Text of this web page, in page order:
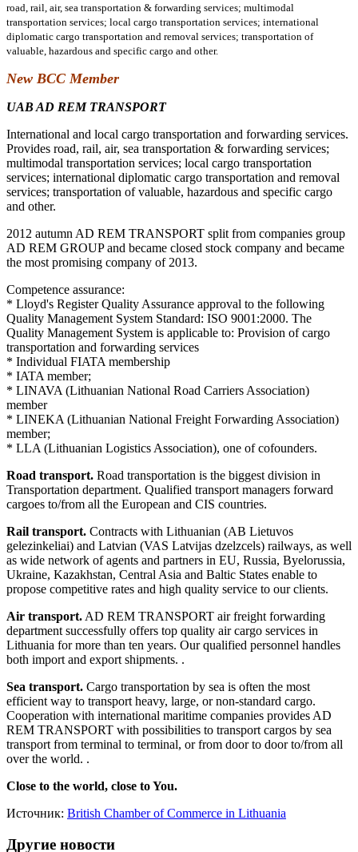
road, rail, air, sea transportation & forwarding services; multimodal
transportation services; local cargo transportation services; international
diplomatic cargo transportation and removal services; transportation of
valuable, hazardous and specific cargo and other.
New BCC Member
UAB AD REM TRANSPORT
International and local cargo transportation and forwarding services.
Provides road, rail, air, sea transportation & forwarding services;
multimodal transportation services; local cargo transportation
services; international diplomatic cargo transportation and removal
services; transportation of valuable, hazardous and specific cargo
and other.
2012 autumn AD REM TRANSPORT split from companies group
AD REM GROUP and became closed stock company and became
the most promising company of 2013.
Competence assurance:
* Lloyd's Register Quality Assurance approval to the following
Quality Management System Standard: ISO 9001:2000. The
Quality Management System is applicable to: Provision of cargo
transportation and forwarding services
* Individual FIATA membership
* IATA member;
* LINAVA (Lithuanian National Road Carriers Association)
member
* LINEKA (Lithuanian National Freight Forwarding Association)
member;
* LLA (Lithuanian Logistics Association), one of cofounders.
Road transport. Road transportation is the biggest division in
Transportation department. Qualified transport managers forward
cargoes to/from all the European and CIS countries.
Rail transport. Contracts with Lithuanian (AB Lietuvos
gelezinkeliai) and Latvian (VAS Latvijas dzelzcels) railways, as well
as wide network of agents and partners in EU, Russia, Byelorussia,
Ukraine, Kazakhstan, Central Asia and Baltic States enable to
propose competitive rates and high quality service to our clients.
Air transport. AD REM TRANSPORT air freight forwarding
department successfully offers top quality air cargo services in
Lithuania for more than ten years. Our qualified personnel handles
both import and export shipments. .
Sea transport. Cargo transportation by sea is often the most
efficient way to transport heavy, large, or non-standard cargo.
Cooperation with international maritime companies provides AD
REM TRANSPORT with possibilities to transport cargos by sea
transport from terminal to terminal, or from door to door to/from all
over the world. .
Close to the world, close to You.
Источник: British Chamber of Commerce in Lithuania
Другие новости